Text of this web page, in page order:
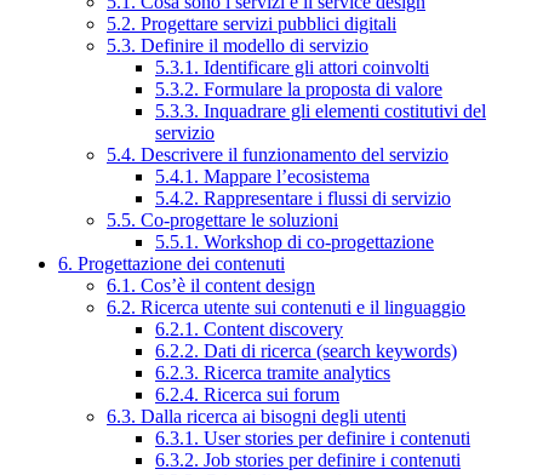
5.2. Progettare servizi pubblici digitali
5.3. Definire il modello di servizio
5.3.1. Identificare gli attori coinvolti
5.3.2. Formulare la proposta di valore
5.3.3. Inquadrare gli elementi costitutivi del
servizio
5.4. Descrivere il funzionamento del servizio
5.4.1. Mappare l’ecosistema
5.4.2. Rappresentare i flussi di servizio
5.5. Co-progettare le soluzioni
5.5.1. Workshop di co-progettazione
6. Progettazione dei contenuti
6.1. Cos’è il content design
6.2. Ricerca utente sui contenuti e il linguaggio
6.2.1. Content discovery
6.2.2. Dati di ricerca (search keywords)
6.2.3. Ricerca tramite analytics
6.2.4. Ricerca sui forum
6.3. Dalla ricerca ai bisogni degli utenti
6.3.1. User stories per definire i contenuti
6.3.2. Job stories per definire i contenuti